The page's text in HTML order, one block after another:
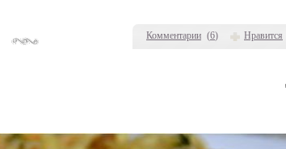
Комментарии (6) Нравится